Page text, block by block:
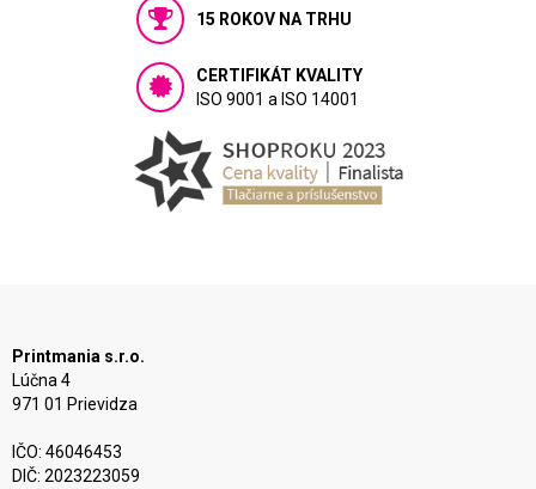
15 ROKOV NA TRHU
CERTIFIKÁT KVALITY
ISO 9001 a ISO 14001
Printmania s.r.o.
Lúčna 4
971 01 Prievidza
IČO: 46046453
DIČ: 2023223059